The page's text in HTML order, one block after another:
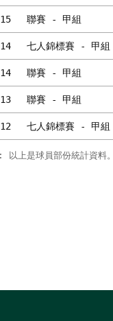
聯賽 - 甲組
七人錦標賽 - 甲組
聯賽 - 甲組
聯賽 - 甲組
七人錦標賽 - 甲組
: 以上是球員部份統計資料。